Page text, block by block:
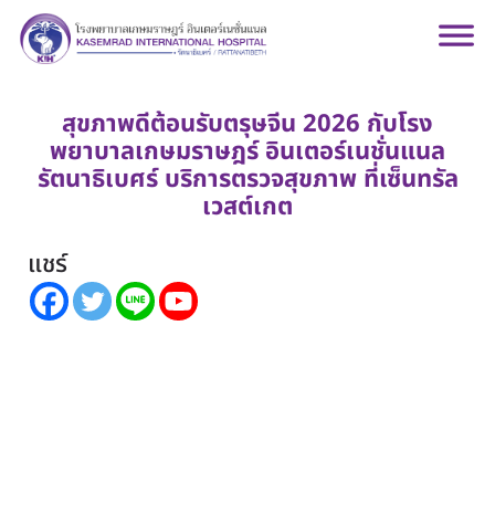
สุขภาพดีต้อนรับตรุษจีน 2026 กับโรง
พยาบาลเกษมราษฎร์ อินเตอร์เนชั่นแนล
รัตนาธิเบศร์ บริการตรวจสุขภาพ ที่เซ็นทรัล
เวสต์เกต
แชร์